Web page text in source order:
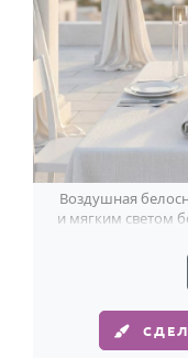
По годам
Воздушная
и мягким светом